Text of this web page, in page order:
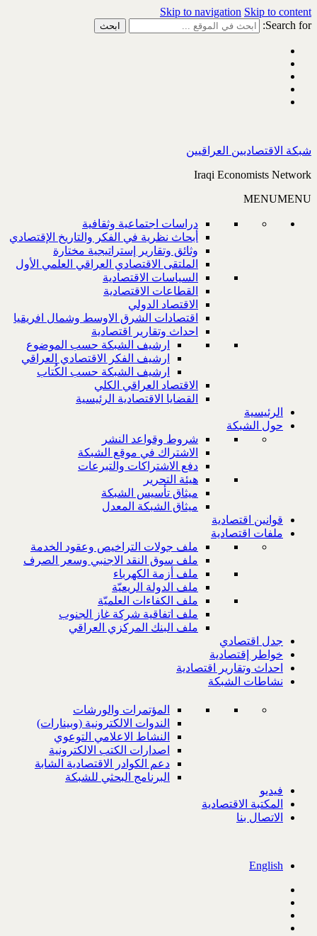
Skip to navigation Skip to content
Search for:
شبكة الاقتصاديين العراقيين
Iraqi Economists Network
MENUMENU
دراسات اجتماعية وثقافية
أبحاث نظرية في الفكر والتاريخ الإقتصادي
وثائق وتقارير إستراتيجية مختارة
الملتقى الاقتصادي العراقي العلمي الأول
السياسات الاقتصادية
القطاعات الاقتصادية
الاقتصاد الدولي
اقتصادات الشرق الاوسط وشمال افريقيا
احداث وتقارير اقتصادية
ارشيف الشبكة حسب الموضوع
ارشيف الفكر الاقتصادي العراقي
ارشيف الشبكة حسب الكُتاب
الاقتصاد العراقي الكلي
القضايا الاقتصادية الرئيسية
الرئيسية
حول الشبكة
شروط وقواعد النشر
الاشتراك في موقع الشبكة
دفع الاشتراكات والتبرعات
هيئة التحرير
ميثاق تأسيس الشبكة
ميثاق الشبكة المعدل
قوانين اقتصادية
ملفات اقتصادية
ملف جولات التراخيص وعقود الخدمة
ملف سوق النقد الاجنبي وسعر الصرف
ملف أزمة الكهرباء
ملف الدولة الريعيّة
ملف الكفاءات العلميّة
ملف اتفاقية شركة غاز الجنوب
ملف البنك المركزي العراقي
جدل اقتصادي
خواطر إقتصادية
احداث وتقارير اقتصادية
نشاطات الشبكة
المؤتمرات والورشات
الندوات الالكترونية (وبينارات)
النشاط الاعلامي التوعوي
اصدارات الكتب الالكترونية
دعم الكوادر الاقتصادية الشابة
البرنامج البحثي للشبكة
فيديو
المكتبة الاقتصادية
الاتصال بنا
English